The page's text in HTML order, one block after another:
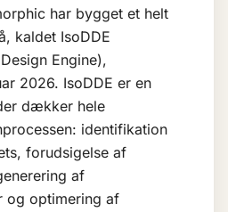
har bygget et helt
kaldet IsoDDE
Engine),
2026. IsoDDE er en
dækker hele
identifikation
forudsigelse af
af
og optimering af